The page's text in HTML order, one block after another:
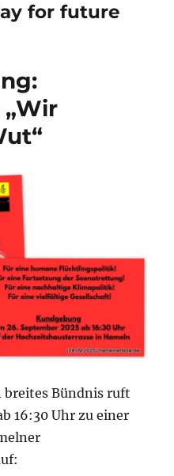
for future
breites Bündnis ruft
16:30 Uhr zu einer